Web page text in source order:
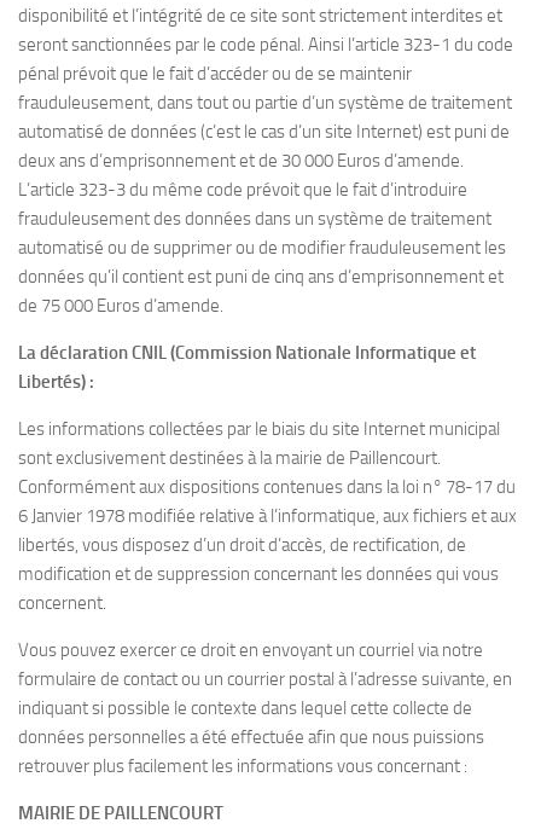
disponibilité et l’intégrité de ce site sont strictement interdites et
seront sanctionnées par le code pénal. Ainsi l’article 323-1 du code
pénal prévoit que le fait d’accéder ou de se maintenir
frauduleusement, dans tout ou partie d’un système de traitement
automatisé de données (c’est le cas d’un site Internet) est puni de
deux ans d’emprisonnement et de 30 000 Euros d’amende.
L’article 323-3 du même code prévoit que le fait d’introduire
frauduleusement des données dans un système de traitement
automatisé ou de supprimer ou de modifier frauduleusement les
données qu’il contient est puni de cinq ans d’emprisonnement et
de 75 000 Euros d’amende.
La déclaration CNIL (Commission Nationale Informatique et
Libertés) :
Les informations collectées par le biais du site Internet municipal
sont exclusivement destinées à la mairie de Paillencourt.
Conformément aux dispositions contenues dans la loi n° 78-17 du
6 Janvier 1978 modifiée relative à l’informatique, aux fichiers et aux
libertés, vous disposez d’un droit d’accès, de rectification, de
modification et de suppression concernant les données qui vous
concernent.
Vous pouvez exercer ce droit en envoyant un courriel via notre
formulaire de contact ou un courrier postal à l’adresse suivante, en
indiquant si possible le contexte dans lequel cette collecte de
données personnelles a été effectuée afin que nous puissions
retrouver plus facilement les informations vous concernant :
MAIRIE DE PAILLENCOURT